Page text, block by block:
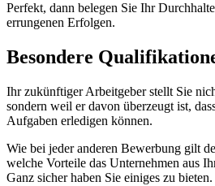
Perfekt, dann belegen Sie Ihr
errungenen Erfolgen.
Besondere
Ihr zukünftiger Arbeitgeber stellt Sie
sondern weil er davon überzeugt ist,
Aufgaben erledigen können.
Wie bei jeder anderen Bewerbung gilt
welche Vorteile das Unternehmen aus
Ganz sicher haben Sie einiges zu bieten.